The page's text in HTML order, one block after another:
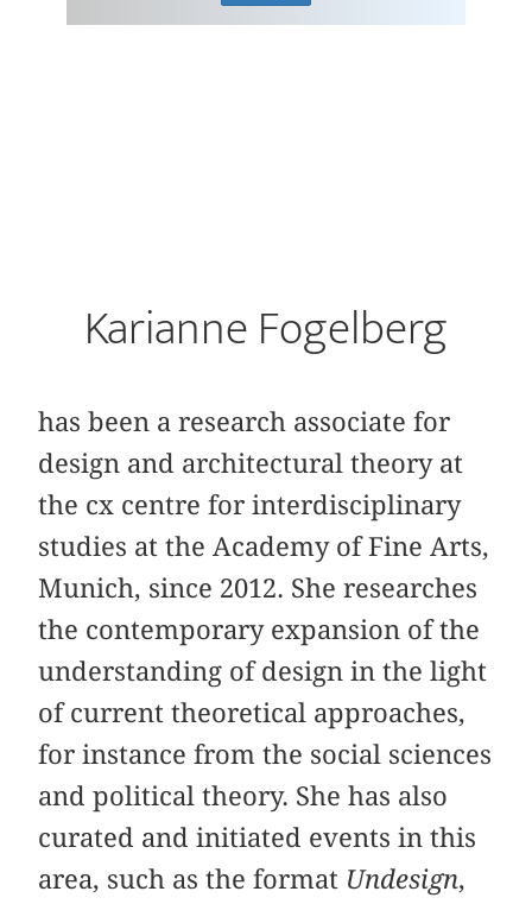
Karianne Fogelberg
has been a research associate for
design and architectural theory at
the cx centre for interdisciplinary
studies at the Academy of Fine Arts,
Munich, since 2012. She researches
the contemporary expansion of the
understanding of design in the light
of current theoretical approaches,
for instance from the social sciences
and political theory. She has also
curated and initiated events in this
area, such as the format Undesign,